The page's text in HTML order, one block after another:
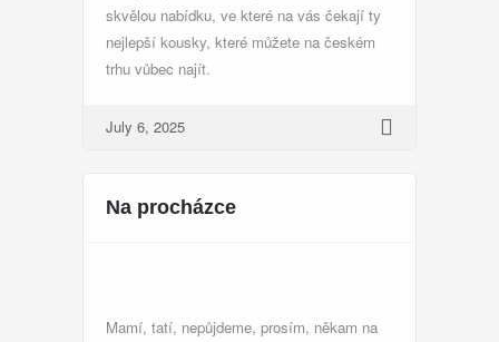
skvělou nabídku, ve které na vás čekají ty
nejlepší kousky, které můžete na českém
trhu vůbec najít.
July 6, 2025
Na procházce
Mamí, tatí, nepůjdeme, prosím, někam na